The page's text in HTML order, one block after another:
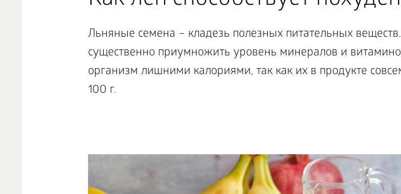
Льняные семена – кладезь полезных питательных
существенно приумножить уровень минералов и
организм лишними калориями, так как их в продукте
100 г.